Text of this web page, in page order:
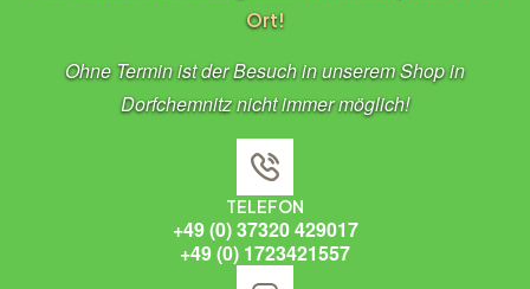
Ort!
Ohne Termin ist der Besuch in unserem Shop in
Dorfchemnitz nicht immer möglich!
TELEFON
+49 (0) 37320 429017
+49 (0) 1723421557